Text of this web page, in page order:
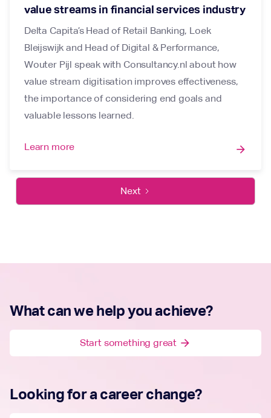
value streams in financial services industry
Delta Capita’s Head of Retail Banking, Loek
Bleijswijk and Head of Digital & Performance,
Wouter Pijl speak with Consultancy.nl about how
value stream digitisation improves effectiveness,
the importance of considering end goals and
valuable lessons learned.
Learn more arrow_forward
Next
What can we help you achieve?
Start something great arrow_forward
Looking for a career change?